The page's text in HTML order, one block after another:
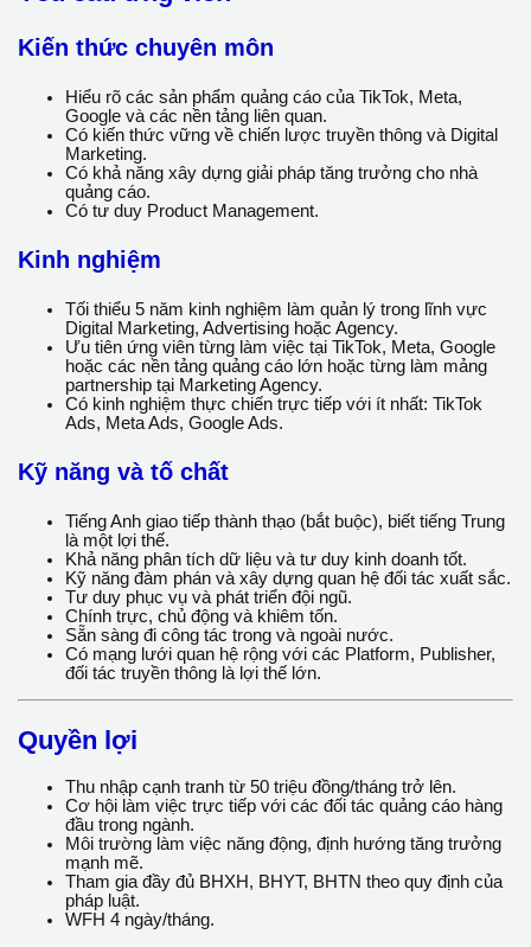
3. Xây dựng và phát triển đội ngũ
Quản lý đội ngũ thực thi và vận hành dự án.
Dẫn dắt nhân sự hoàn thành các mục tiêu kinh doanh
và phát triển tổ chức.
Đào tạo, coaching và đánh giá hiệu quả nhân sự.
Yêu cầu ứng viên
Kiến thức chuyên môn
Hiểu rõ các sản phẩm quảng cáo của TikTok, Meta,
Google và các nền tảng liên quan.
Có kiến thức vững về chiến lược truyền thông và Digital
Marketing.
Có khả năng xây dựng giải pháp tăng trưởng cho nhà
quảng cáo.
Tối thiểu 5 năm kinh nghiệm làm quản lý trong lĩnh vực
Digital Marketing, Advertising hoặc Agency.
Ưu tiên ứng viên từng làm việc tại TikTok, Meta, Google
hoặc các nền tảng quảng cáo lớn hoặc từng làm mảng
partnership tại Marketing Agency.
Có kinh nghiệm thực chiến trực tiếp với ít nhất: TikTok
Ads, Meta Ads, Google Ads.
Kỹ năng và tố chất
Tiếng Anh giao tiếp thành thạo (bắt buộc), biết tiếng
Trung là một lợi thế.
Khả năng phân tích dữ liệu và tư duy kinh doanh tốt.
Kỹ năng đàm phán và xây dựng quan hệ đối tác xuất
sắc.
Tư duy phục vụ và phát triển đội ngũ.
Chính trực, chủ động và khiêm tốn.